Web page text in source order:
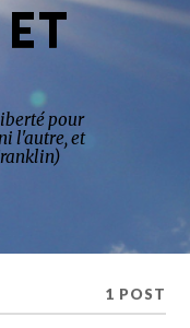
pour
l'autre, et
1 POST